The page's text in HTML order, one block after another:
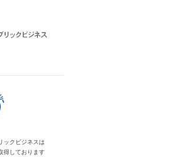
ックビジネスは
得しております